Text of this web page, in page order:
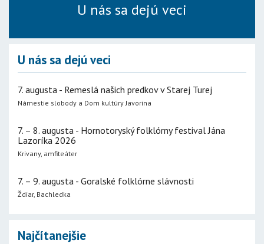
U nás sa dejú veci
U nás sa dejú veci
7. augusta - Remeslá našich predkov v Starej Turej
Námestie slobody a Dom kultúry Javorina
7. – 8. augusta - Hornotoryský folklórny festival Jána
Lazoríka 2026
Krivany, amfiteáter
7. – 9. augusta - Goralské folklórne slávnosti
Ždiar, Bachledka
Najčítanejšie